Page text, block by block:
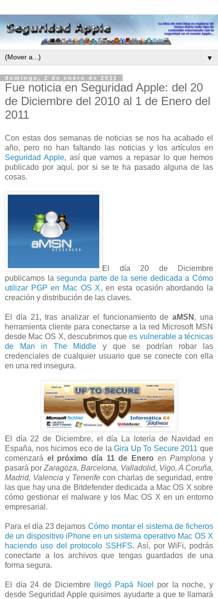
▼
domingo, 2 de enero de 2011
Fue noticia en Seguridad Apple: del 20
de Diciembre del 2010 al 1 de Enero del
2011
Con estas dos semanas de noticias se nos ha acabado el
año, pero no han faltando las noticias y los artículos en
Seguridad Apple, así que vamos a repasar lo que hemos
publicado por aquí, por si se te ha pasado alguna de las
cosas.
El día 20 de Diciembre
publicamos lasegunda parte de la serie dedicada a Cómo
utilizar PGP en Mac OS X, en esta ocasión abordando la
creación y distribución de las claves.
El día 21, tras analizar el funcionamiento deaMSN , una
herramienta cliente para conectarse a la red Microsoft MSN
desde Mac OS X, descubrimos quees vulnerable a técnicas
de Man in The Middle y que se podrían robar las
credenciales de cualquier usuario que se conecte con ella
en una red insegura.
El día 22 de Diciembre, el día La lotería de Navidad en
España, nos hicimos eco de la Gira Up To Secure 2011 que
comenzará el próximo día 11 de Enero enPamplona y
pasará porZaragoza, Barcelona, Valladolid, Vigo, A Coruña,
Madrid, Valencia y Tenerife con charlas de seguridad, entre
las que hay una de Bitdefender dedicada a Mac OS X sobre
cómo gestionar el malware y los Mac OS X en un entorno
empresarial.
Para el día 23 dejamos Cómo montar el sistema de ficheros
de un dispositivo iPhone en un sistema operativo Mac OS X
haciendo uso del protocolo SSHFS. Así, por WiFi, podrás
conectarte a los archivos que tengas guardados de una
forma segura.
El día 24 de Diciembre llegó Papá Noel
por la noche, y
desde Seguridad Apple quisimos ayudarte a que te llamará